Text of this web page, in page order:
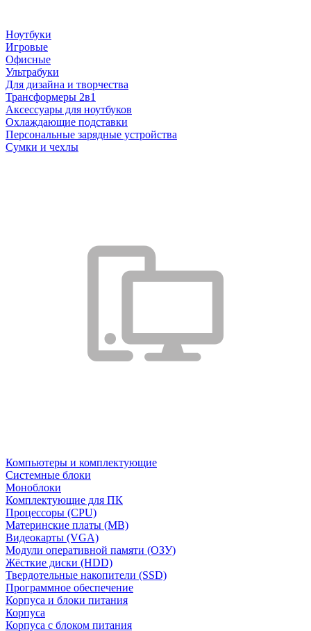
Ноутбуки
Игровые
Офисные
Ультрабуки
Для дизайна и творчества
Трансформеры 2в1
Аксессуары для ноутбуков
Охлаждающие подставки
Персональные зарядные устройства
Сумки и чехлы
Компьютеры и комплектующие
Системные блоки
Моноблоки
Комплектующие для ПК
Процессоры (CPU)
Материнские платы (MB)
Видеокарты (VGA)
Модули оперативной памяти (ОЗУ)
Жёсткие диски (HDD)
Твердотельные накопители (SSD)
Программное обеспечение
Корпуса и блоки питания
Корпуса
Корпуса с блоком питания